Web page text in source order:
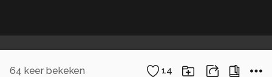
64 keer bekeken 14